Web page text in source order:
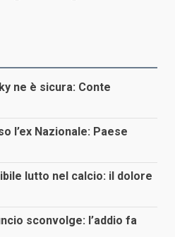
ne è sicura: Conte
l’ex Nazionale: Paese
lutto nel calcio: il dolore
sconvolge: l’addio fa